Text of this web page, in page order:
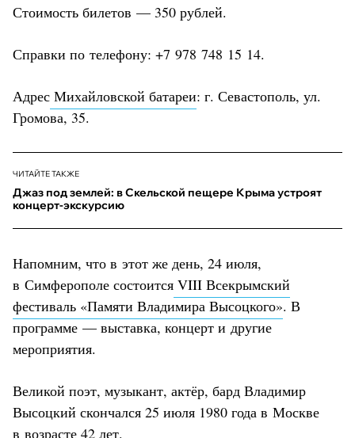
Стоимость билетов — 350 рублей.
Справки по телефону: +7 978 748 15 14.
Адрес Михайловской батареи: г. Севастополь, ул.
Громова, 35.
ЧИТАЙТЕ ТАКЖЕ
Джаз под землей: в Скельской пещере Крыма устроят
концерт-экскурсию
Напомним, что в этот же день, 24 июля,
в Симферополе состоится VIII Всекрымский
фестиваль «Памяти Владимира Высоцкого». В
программе — выставка, концерт и другие
мероприятия.
Великой поэт, музыкант, актёр, бард Владимир
Высоцкий скончался 25 июля 1980 года в Москве
в возрасте 42 лет.